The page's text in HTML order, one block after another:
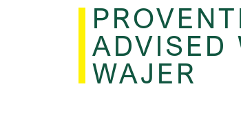
ADVISED
WAJER